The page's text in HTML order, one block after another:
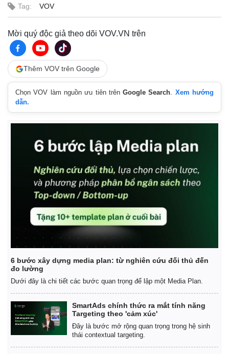
Thế giới
Quan sát
Cuộc sống đó đây
Hồ sơ
Multimedia
Tag: VOV
Mời quý độc giả theo dõi VOV.VN trên
Thêm VOV trên Google
Chọn VOV làm nguồn ưu tiên trênGoogle Search. Xem hướng
dẫn.
6 bước xây dựng media plan: từ nghiên cứu đối thủ đến
đo lường
Dưới đây là chi tiết các bước quan trọng để lập một Media Plan.
SmartAds chính thức ra mắt tính năng
Targeting theo 'cảm xúc'
Đây là bước mở rộng quan trọng trong hệ sinh
thái contextual targeting.